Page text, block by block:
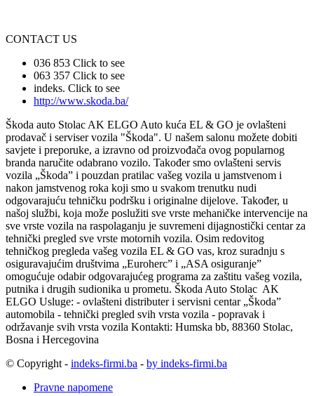
CONTACT US
036 853 Click to see
063 357 Click to see
indeks. Click to see
http://www.skoda.ba/
Škoda auto Stolac AK ELGO Auto kuća EL & GO je ovlašteni
prodavač i serviser vozila "Škoda". U našem salonu možete dobiti
savjete i preporuke, a izravno od proizvođača ovog popularnog
branda naručite odabrano vozilo. Također smo ovlašteni servis
vozila „Škoda” i pouzdan pratilac vašeg vozila u jamstvenom i
nakon jamstvenog roka koji smo u svakom trenutku nudi
odgovarajuću tehničku podršku i originalne dijelove. Također, u
našoj službi, koja može poslužiti sve vrste mehaničke intervencije na
sve vrste vozila na raspolaganju je suvremeni dijagnostički centar za
tehnički pregled sve vrste motornih vozila. Osim redovitog
tehničkog pregleda vašeg vozila EL & GO vas, kroz suradnju s
osiguravajućim društvima „Euroherc” i „ASA osiguranje”
omogućuje odabir odgovarajućeg programa za zaštitu vašeg vozila,
putnika i drugih sudionika u prometu. Škoda Auto Stolac AK
ELGO Usluge: - ovlašteni distributer i servisni centar „Škoda”
automobila - tehnički pregled svih vrsta vozila - popravak i
održavanje svih vrsta vozila Kontakti: Humska bb, 88360 Stolac,
Bosna i Hercegovina
© Copyright - indeks-firmi.ba - by indeks-firmi.ba
Pravne napomene